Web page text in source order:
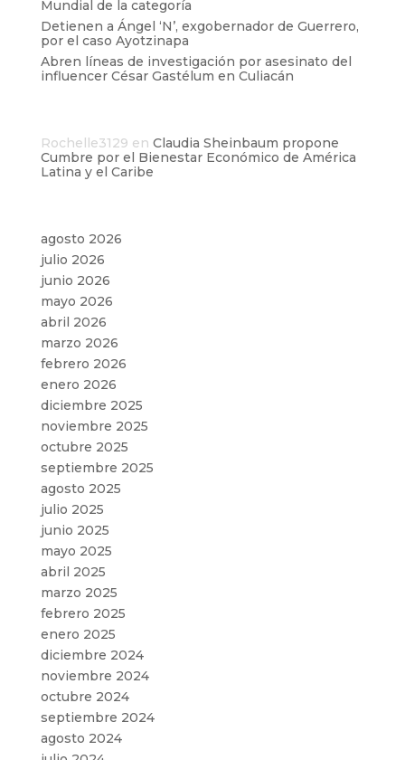
Mundial de la categoría
Detienen a Ángel ‘N’, exgobernador de Guerrero,
por el caso Ayotzinapa
Abren líneas de investigación por asesinato del
influencer César Gastélum en Culiacán
Rochelle3129 en Claudia Sheinbaum propone
Cumbre por el Bienestar Económico de América
Latina y el Caribe
agosto 2026
julio 2026
junio 2026
mayo 2026
abril 2026
marzo 2026
febrero 2026
enero 2026
diciembre 2025
noviembre 2025
octubre 2025
septiembre 2025
agosto 2025
julio 2025
junio 2025
mayo 2025
abril 2025
marzo 2025
febrero 2025
enero 2025
diciembre 2024
noviembre 2024
octubre 2024
septiembre 2024
agosto 2024